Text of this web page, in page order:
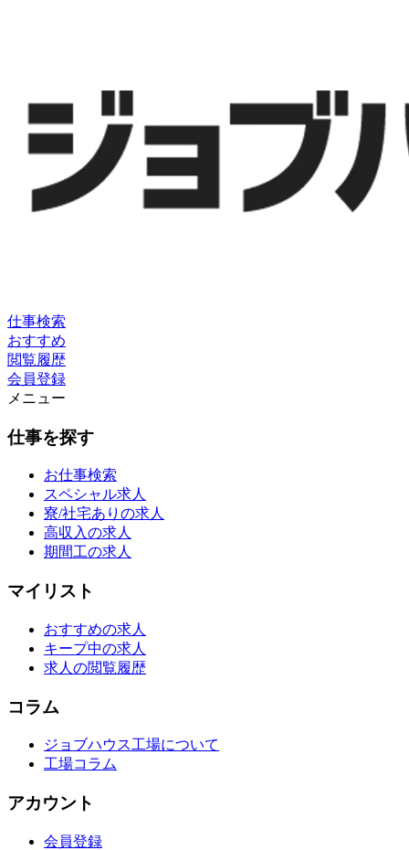
仕事検索
おすすめ
閲覧履歴
会員登録
メニュー
仕事を探す
お仕事検索
スペシャル求人
寮/社宅ありの求人
高収入の求人
期間工の求人
マイリスト
おすすめの求人
キープ中の求人
求人の閲覧履歴
コラム
ジョブハウス工場について
工場コラム
アカウント
会員登録